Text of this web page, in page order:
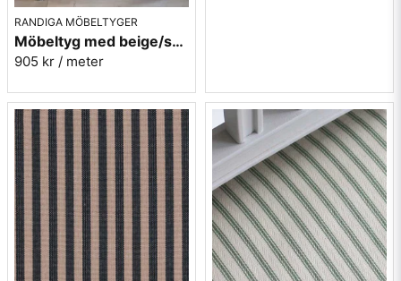
RANDIGA MÖBELTYGER
Möbeltyg med beige/svarta ränder - Stor rand nr.591
905 kr / meter
Mera randiga möbeltyger